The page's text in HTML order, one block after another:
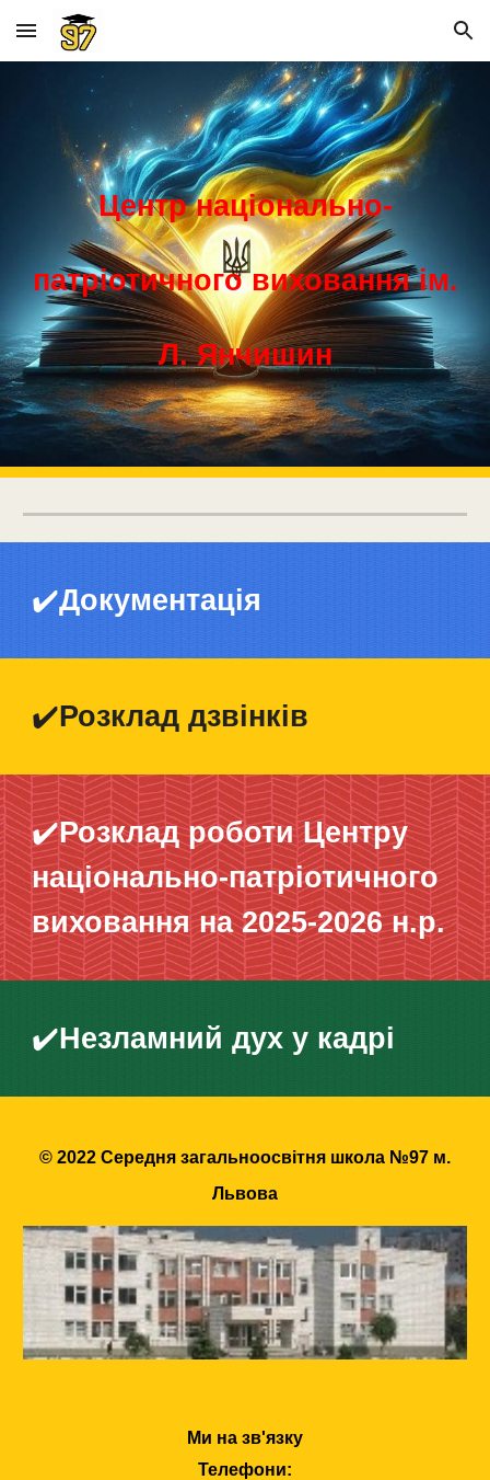
Skip to main content Skip to navigation
Центр національно-
патріотичного виховання ім.
Л. Янчишин
✔️Документація
✔️Розклад дзвінків
✔️Розклад роботи Центру
національно-патріотичного
виховання на 2025-2026 н.р.
✔️Незламний дух у кадрі
© 2022 Середня загальноосвітня школа №97 м.
Львова
Ми на зв'язку
Телефони: